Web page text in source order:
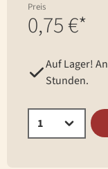
Preis
0,75 €*
Auf Lager!
Stunden.